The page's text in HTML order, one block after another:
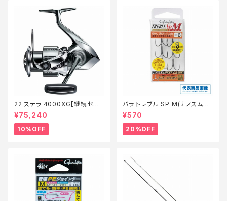
22 ステラ 4000XG【継続セー
ル_リール】【10】
¥75,240
10%OFF
バラ トレブル SP M(ナノスムー
スコート)【特価仕掛】【20】
¥570
20%OFF